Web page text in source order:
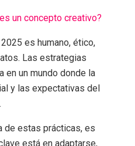
un concepto creativo?
es humano, ético,
Las estrategias
en un mundo donde la
y las expectativas del
de estas prácticas, es
está en adaptarse,